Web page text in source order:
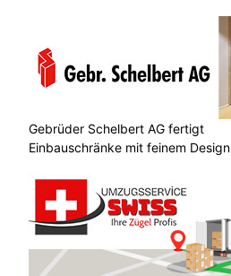
Gebrüder Schelbert AG fertigt
Einbauschränke mit feinem Design